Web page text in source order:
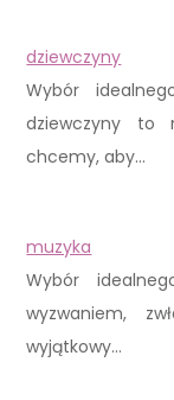
dziewczyny
Wybór
dziewczyny to
chcemy, aby…
muzyka
Wybór
wyzwaniem,
wyjątkowy…